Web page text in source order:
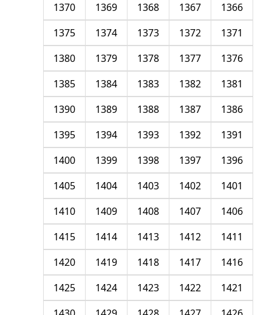
1366
1367
1368
1369
1370
1371
1372
1373
1374
1375
1376
1377
1378
1379
1380
1381
1382
1383
1384
1385
1386
1387
1388
1389
1390
1391
1392
1393
1394
1395
1396
1397
1398
1399
1400
1401
1402
1403
1404
1405
1406
1407
1408
1409
1410
1411
1412
1413
1414
1415
1416
1417
1418
1419
1420
1421
1422
1423
1424
1425